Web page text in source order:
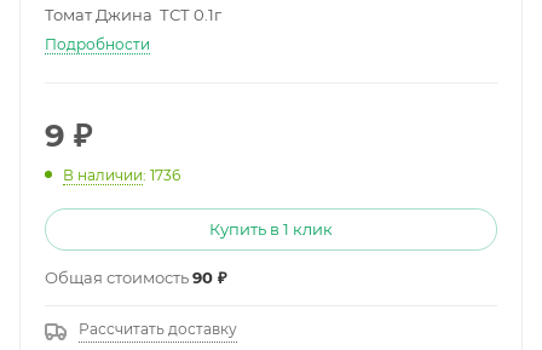
Томат Джина ТСТ 0.1г
Подробности
9 ₽
В наличии: 1736
Купить в 1 клик
Общая стоимость90 ₽
Рассчитать доставку